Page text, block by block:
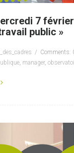
7
public »
Comments:
, manager,